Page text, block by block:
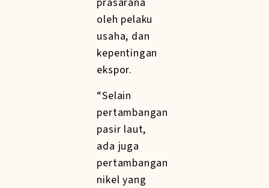
oleh pelaku
usaha, dan
kepentingan
ekspor.
“Selain
pertambangan
pasir laut,
ada juga
pertambangan
nikel yang